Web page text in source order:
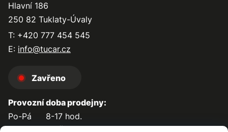
Hlavní 186
250 82 Tuklaty-Úvaly
T: +420 777 454 545
E: info@tucar.cz
Zavřeno
Provozní doba prodejny:
Po-Pá
8-17 hod.
So-Ne
zavřeno